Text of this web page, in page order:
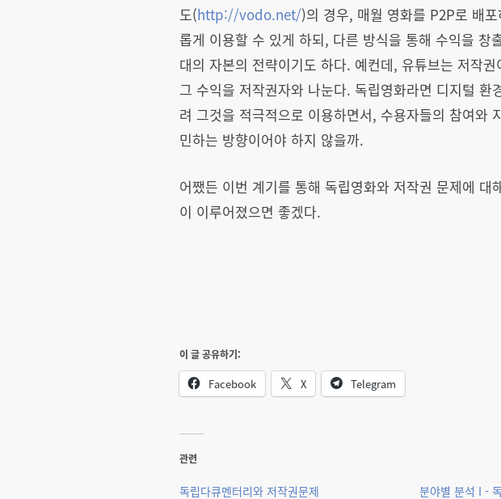
도(http://vodo.net/)의 경우, 매월 영화를 P2P로 배
롭게 이용할 수 있게 하되, 다른 방식을 통해 수익을
대의 자본의 전략이기도 하다. 예컨데, 유튜브는 저작
그 수익을 저작권자와 나눈다. 독립영화라면 디지털
려 그것을 적극적으로 이용하면서, 수용자들의 참여와
민하는 방향이어야 하지 않을까.
어쨌든 이번 계기를 통해 독립영화와 저작권 문제에
이 이루어졌으면 좋겠다.
이 글 공유하기:
Facebook X Telegram
관련
독립다큐멘터리와 저작권문제 분야별 분석 I -